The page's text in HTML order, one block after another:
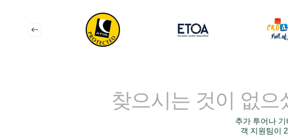
찾으시는 것이 없으
추가 투어나
객 지원팀이